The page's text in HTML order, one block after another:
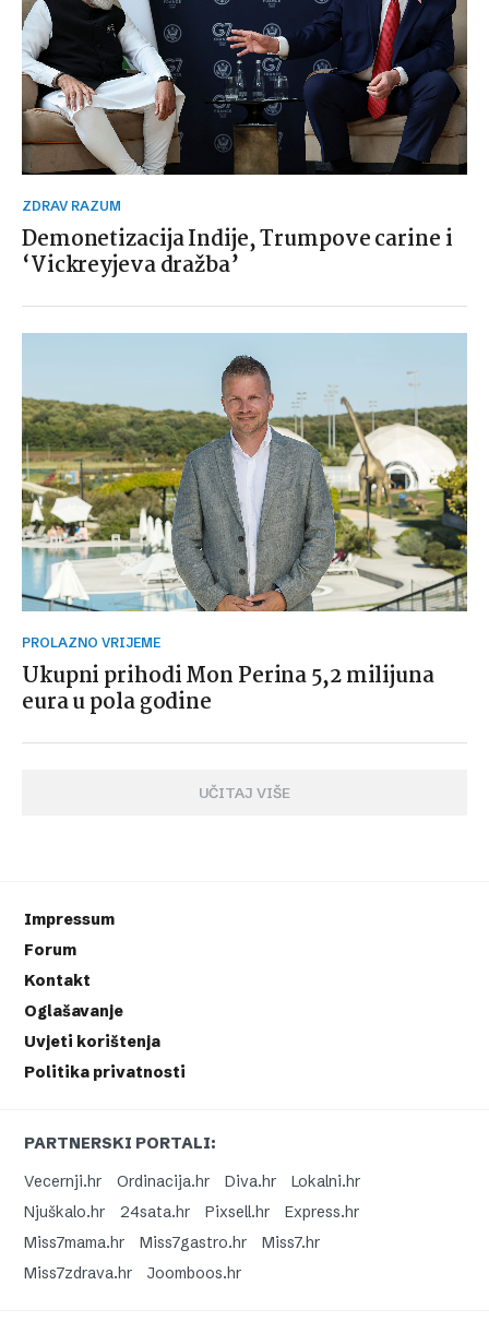
ZDRAV RAZUM
Demonetizacija Indije, Trumpove carine i
‘Vickreyjeva dražba’
PROLAZNO VRIJEME
Ukupni prihodi Mon Perina 5,2 milijuna
eura u pola godine
UČITAJ VIŠE
Impressum
Forum
Kontakt
Oglašavanje
Uvjeti korištenja
Politika privatnosti
PARTNERSKI PORTALI:
Vecernji.hr
Ordinacija.hr Diva.hr
Lokalni.hr
Njuškalo.hr
24sata.hr Pixsell.hr
Express.hr
Miss7mama.hr
Miss7gastro.hr
Miss7.hr
Miss7zdrava.hr
Joomboos.hr